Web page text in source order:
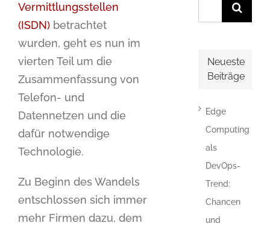
Vermittlungsstellen
(ISDN) betrachtet
wurden, geht es nun im
vierten Teil um die
Zusammenfassung von
Telefon- und
Datennetzen und die
dafür notwendige
Technologie.
Zu Beginn des Wandels
entschlossen sich immer
mehr Firmen dazu, dem
Neueste
Beiträge
Edge
Computing
als
DevOps-
Trend:
Chancen
und